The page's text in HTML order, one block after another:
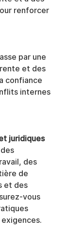
renforcer
par une
et des
confiance
internes
juridiques
des
de
et des
vous